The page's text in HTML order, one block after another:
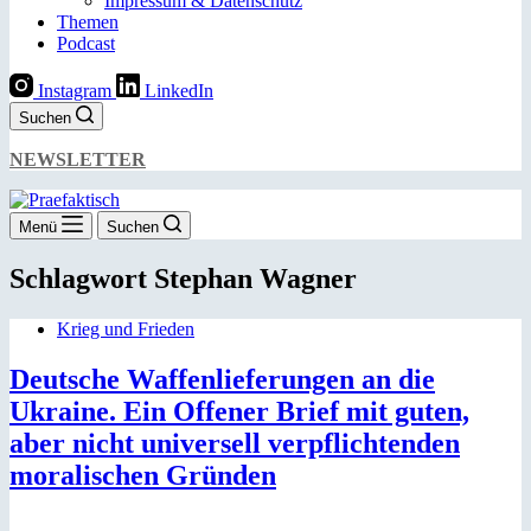
Themen
Podcast
Instagram LinkedIn
Suchen
NEWSLETTER
Menü Suchen
Schlagwort Stephan Wagner
Krieg und Frieden
Deutsche Waffenlieferungen an die
Ukraine. Ein Offener Brief mit guten,
aber nicht universell verpflichtenden
moralischen Gründen